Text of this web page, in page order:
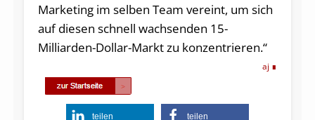
Marketing im selben Team vereint, um sich
auf diesen schnell wachsenden 15-
Milliarden-Dollar-Markt zu konzentrieren.“
aj
teilen teilen